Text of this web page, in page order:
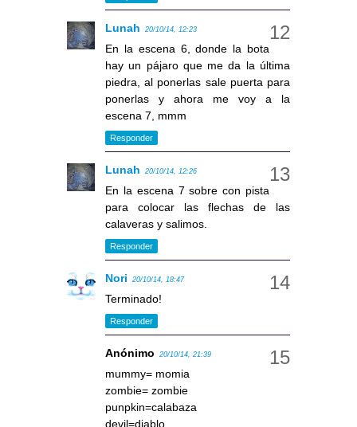
Lunah 20/10/14, 12:23
En la escena 6, donde la bota
hay un pájaro que me da la última
piedra, al ponerlas sale puerta para
ponerlas y ahora me voy a la
escena 7, mmm
Responder
Lunah 20/10/14, 12:26
En la escena 7 sobre con pista
para colocar las flechas de las
calaveras y salimos.
Responder
Nori 20/10/14, 18:47
Terminado!
Responder
Anónimo 20/10/14, 21:39
mummy= momia
zombie= zombie
punpkin=calabaza
devil=diablo